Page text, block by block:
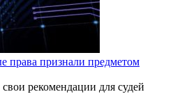
права признали предметом
рекомендации для судей